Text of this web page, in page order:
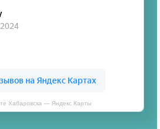
Хабаровска — Яндекс Карты